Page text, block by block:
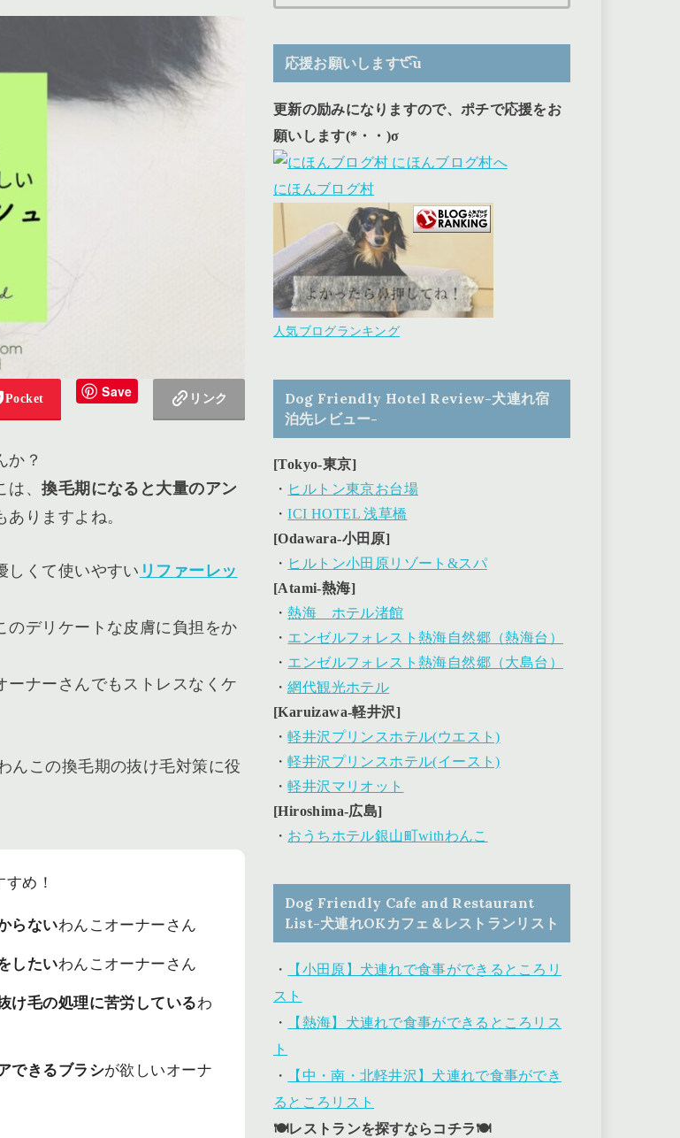
Pocket Save リンク
か？
は、換毛期になると大量のアン
ありますよね。
しくて使いやすい リファーレッ
のデリケートな皮膚に負担をか
ーナーさんでもストレスなくケ
んこの換毛期の抜け毛対策に役
め！
らないわんこオーナーさん
したいわんこオーナーさん
け毛の処理に苦労しているわ
できるブラシが欲しいオーナ
応援お願いします੯‧̀͡u
更新の励みになりますので、ポチで応援をお
願いします(*・・)σ
にほんブログ村
人気ブログランキング
Dog Friendly Hotel Review-犬連れ宿
泊先レビュー-
[Tokyo-東京]
・ ヒルトン東京お台場
・ICI HOTEL 浅草橋
[Odawara-小田原]
・ ヒルトン小田原リゾート&スパ
[Atami-熱海]
・熱海 ホテル渚館
・ エンゼルフォレスト熱海自然郷（熱海台）
・ エンゼルフォレスト熱海自然郷（大島台）
・網代観光ホテル
[Karuizawa-軽井沢]
・軽井沢プリンスホテル(ウエスト)
・軽井沢プリンスホテル(イースト)
・軽井沢マリオット
[Hiroshima-広島]
・ おうちホテル銀山町withわんこ
Dog Friendly Cafe and Restaurant
List-犬連れOKカフェ＆レストランリスト
・
【小田原】犬連れで食事ができるところリ
スト
・
【熱海】犬連れで食事ができるところリス
ト
・
【中・南・北軽井沢】犬連れで食事ができ
るところリスト
🍽レストランを探すならコチラ🍽